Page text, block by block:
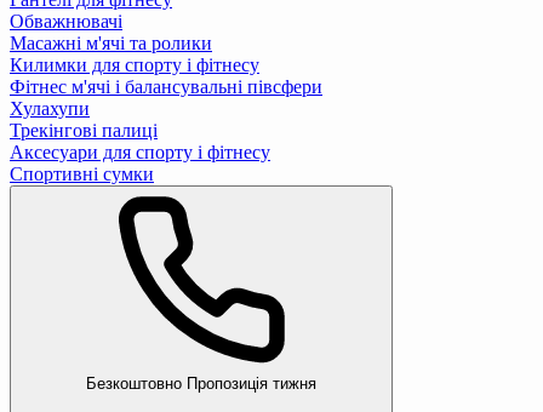
Обважнювачі
Масажні м'ячі та ролики
Килимки для спорту і фітнесу
Фітнес м'ячі і балансувальні півсфери
Хулахупи
Трекінгові палиці
Аксесуари для спорту і фітнесу
Спортивні сумки
Безкоштовно Пропозиція тижня